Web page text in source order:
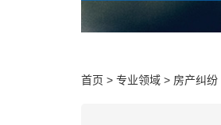
首页 > 专业领域 > 房产纠纷